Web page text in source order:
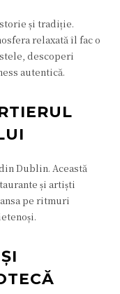
și tradiție.
relaxată îl fac o
descoperi
autentică.
Dublin. Această
și artiști
pe ritmuri